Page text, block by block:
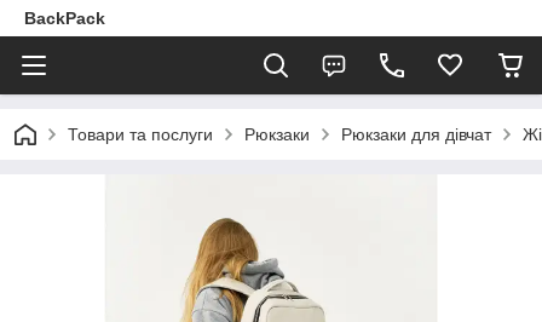
BackPack
Товари та послуги Рюкзаки Рюкзаки для дівчат